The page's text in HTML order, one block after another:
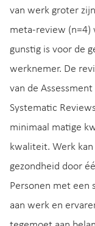
van werk groter
meta-review (n=4)
gunstig is voor de
werknemer. De
van de
Systematic
minimaal matige
kwaliteit. Werk
gezondheid door
Personen met een
aan werk en